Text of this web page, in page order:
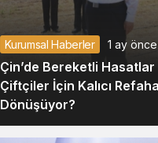
Kurumsal Haberler 1 ay önce
Çin’de Bereketli Hasatlar
Çiftçiler İçin Kalıcı
Dönüşüyor?